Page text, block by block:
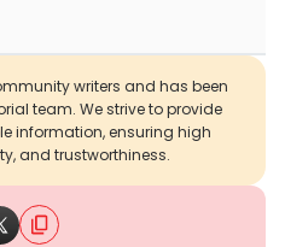
writers and has been
team. We strive to provide
information, ensuring high
and trustworthiness.